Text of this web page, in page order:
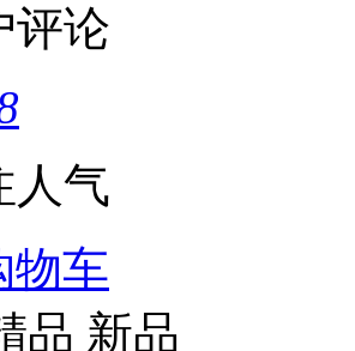
评论
人气
物车
品 新品